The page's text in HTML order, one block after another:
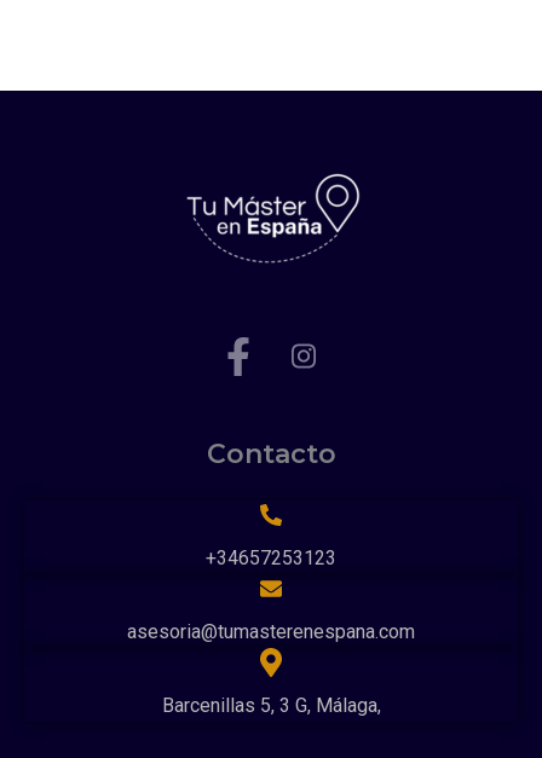
Contacto
+34657253123
asesoria@tumasterenespana.com
Barcenillas 5, 3 G, Málaga,